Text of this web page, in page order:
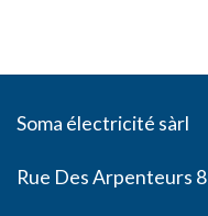
Soma électricité sàrl
Rue Des Arpenteurs 8